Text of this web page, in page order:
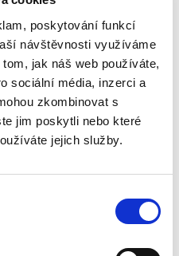
poskytování funkcí
návštěvnosti využíváme
jak náš web používáte,
sociální média, inzerci a
zkombinovat s
jim poskytli nebo které
jejich služby.